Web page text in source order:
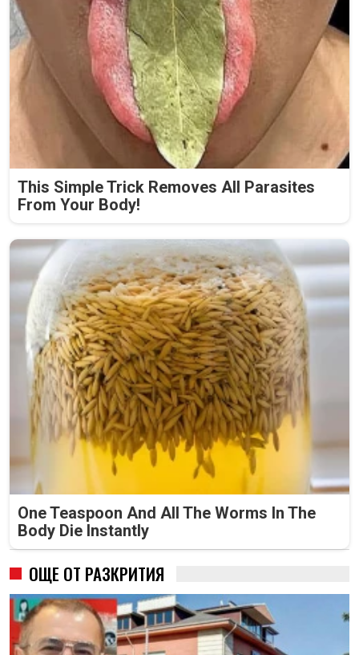
This Simple Trick Removes All Parasites
From Your Body!
One Teaspoon And All The Worms In The
Body Die Instantly
ОЩЕ ОТ РАЗКРИТИЯ